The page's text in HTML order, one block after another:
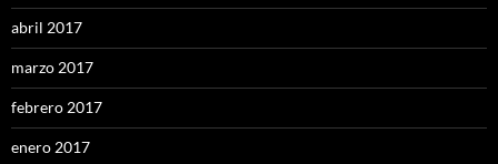
abril 2017
marzo 2017
febrero 2017
enero 2017